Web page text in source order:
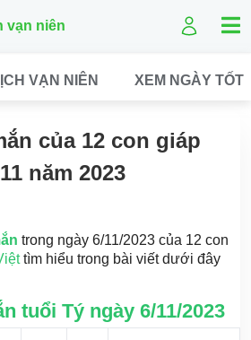
vạn niên
VẠN NIÊN XEM NGÀY TỐT
của 12 con giáp
năm 2023
trong ngày 6/11/2023 của 12 con
tìm hiểu trong bài viết dưới đây
tuổi Tý ngày 6/11/2023